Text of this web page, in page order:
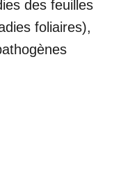
des feuilles
foliaires),